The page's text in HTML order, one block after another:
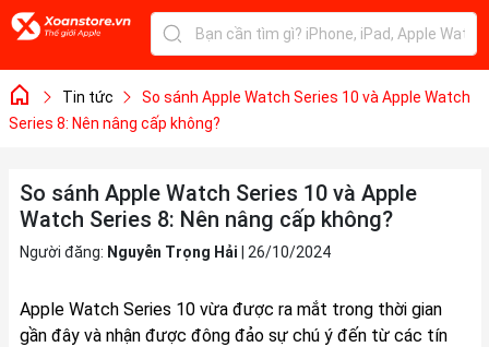
Tin tức
So sánh Apple Watch Series 10 và Apple Watch
Series 8: Nên nâng cấp không?
So sánh Apple Watch Series 10 và Apple
Watch Series 8: Nên nâng cấp không?
Người đăng: Nguyễn Trọng Hải 26/10/2024
Apple Watch Series 10 vừa được ra mắt trong thời gian
gần đây và nhận được đông đảo sự chú ý đến từ các tín